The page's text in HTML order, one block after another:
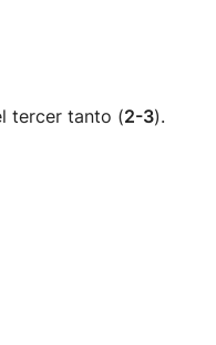
tercer tanto (2-3).